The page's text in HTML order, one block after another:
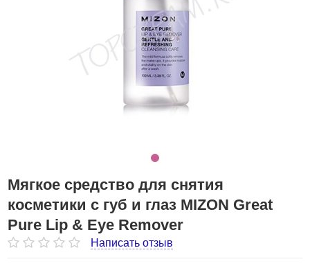
Мягкое средство для снятия
косметики с губ и глаз MIZON Great
Pure Lip & Eye Remover
Написать отзыв